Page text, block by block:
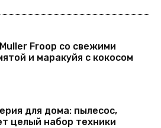
Froop со свежими
и маракуйя с кокосом
для дома: пылесос,
целый набор техники